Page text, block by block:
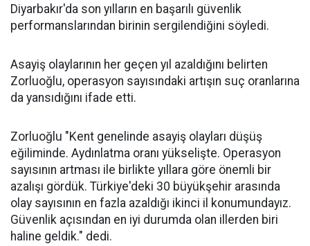
Diyarbakır'da son yılların en başarılı güvenlik
performanslarından birinin sergilendiğini söyledi.
Asayiş olaylarının her geçen yıl azaldığını belirten
Zorluoğlu, operasyon sayısındaki artışın suç oranlarına
da yansıdığını ifade etti.
Zorluoğlu "Kent genelinde asayiş olayları düşüş
eğiliminde. Aydınlatma oranı yükselişte. Operasyon
sayısının artması ile birlikte yıllara göre önemli bir
azalışı gördük. Türkiye'deki 30 büyükşehir arasında
olay sayısının en fazla azaldığı ikinci il konumundayız.
Güvenlik açısından en iyi durumda olan illerden biri
haline geldik." dedi.